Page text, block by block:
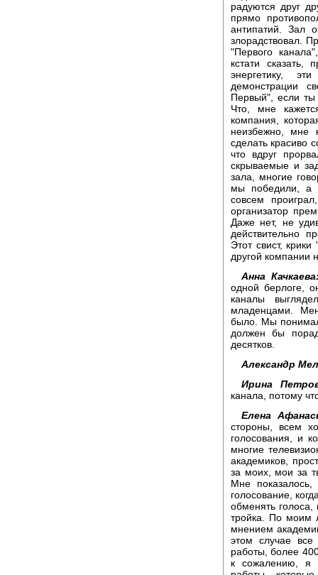
радуются друг
прямо
антипатий. Зал
злорадствовал.
"Первого
кстати сказать,
энергетику,
демонстрации
Первый", если
Что, мне
компания,
неизбежно, мне
сделать красиво
что вдруг
скрываемые и
зала, многие
мы победили, а
совсем
организатор
Даже нет, не
действительно
Этот свист,
другой компании
Анна
одной берлоге,
каналы
младенцами.
было. Мы
должен бы
десятков.
Александр
Ирина
канала, потому
Елена
стороны, всем
голосования, и
многие
академиков,
за моих, мои за
Мне
голосование,
обменять голоса,
тройка. По моим
мнением
этом случае
работы, более
к сожалению, я